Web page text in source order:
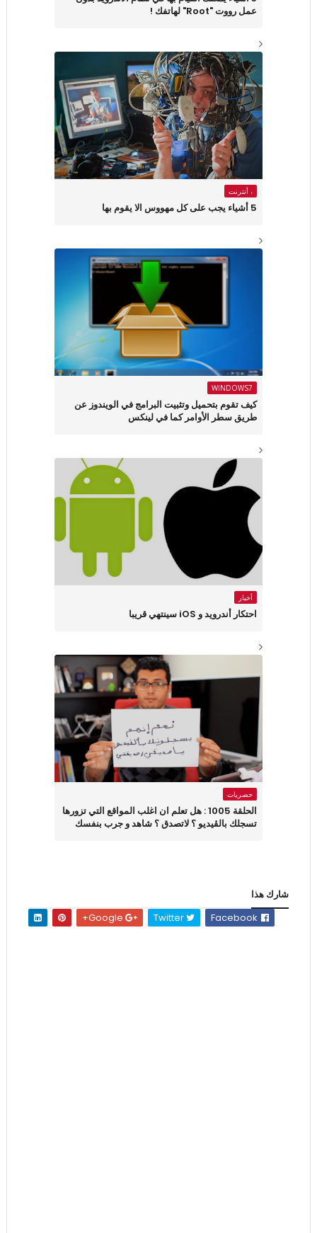
عمل رووت "Root" لهاتفك !
، أنترنت
5 أشياء يجب على كل مهووس الا يقوم بها
WINDOWS7
كيف تقوم بتحميل وتثبيت البرامج في الويندوز عن
طريق سطر الأوامر كما في لينكس
أخبار
احتكار أندرويد و iOS سينتهي قريبا
حصريات
الحلقة 1005 : هل تعلم ان اغلب المواقع التي تزورها
تسجلك بالڤيديو ؟ لاتصدق ؟ شاهد و جرب بنفسك
شارك هذا
Twitter